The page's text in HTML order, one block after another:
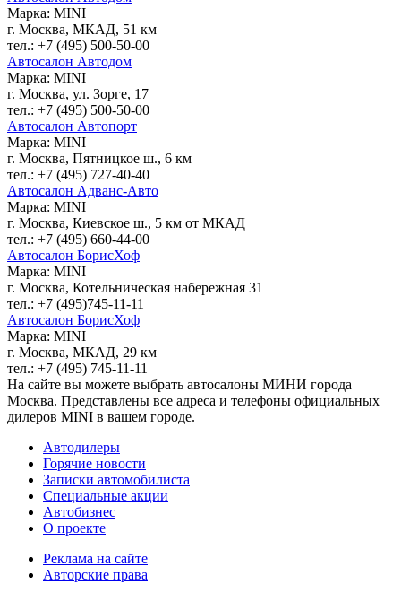
Марка: MINI
г. Москва, МКАД, 51 км
тел.: +7 (495) 500-50-00
Автосалон Автодом
Марка: MINI
г. Москва, ул. Зорге, 17
тел.: +7 (495) 500-50-00
Автосалон Автопорт
Марка: MINI
г. Москва, Пятницкое ш., 6 км
тел.: +7 (495) 727-40-40
Автосалон Адванс-Авто
Марка: MINI
г. Москва, Киевское ш., 5 км от МКАД
тел.: +7 (495) 660-44-00
Автосалон БорисХоф
Марка: MINI
г. Москва, Котельническая набережная 31
тел.: +7 (495)745-11-11
Автосалон БорисХоф
Марка: MINI
г. Москва, МКАД, 29 км
тел.: +7 (495) 745-11-11
На сайте вы можете выбрать автосалоны МИНИ города
Москва. Представлены все адреса и телефоны официальных
дилеров MINI в вашем городе.
Автодилеры
Горячие новости
Записки автомобилиста
Специальные акции
Автобизнес
О проекте
Реклама на сайте
Авторские права